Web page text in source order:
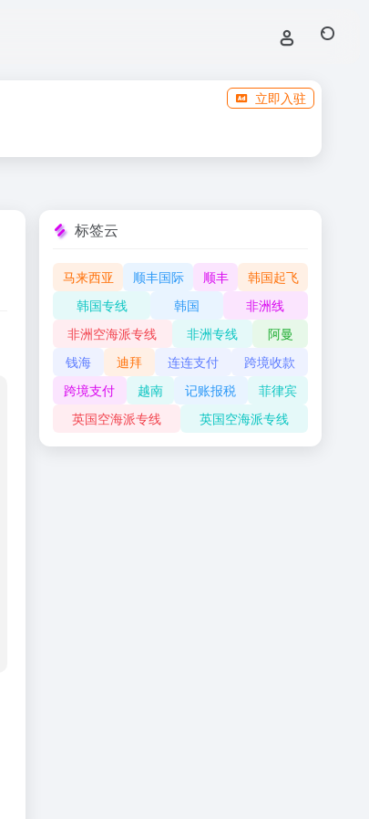
立即入驻
标签云
马来西亚 顺丰国际 顺丰
韩国起飞
韩国专线
韩国
非洲线
非洲空海派专线
非洲专线
阿曼
钱海
迪拜 连连支付
跨境收款
跨境支付
越南 记账报税
菲律宾
英国空海派专线
英国空海派专线